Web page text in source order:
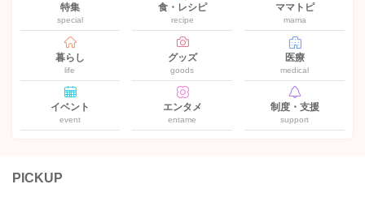
特集
special
食・レシピ
recipe
ママトピ
mama
暮らし
life
グッズ
goods
医療
medical
イベント
event
エンタメ
entame
制度・支援
support
PICKUP